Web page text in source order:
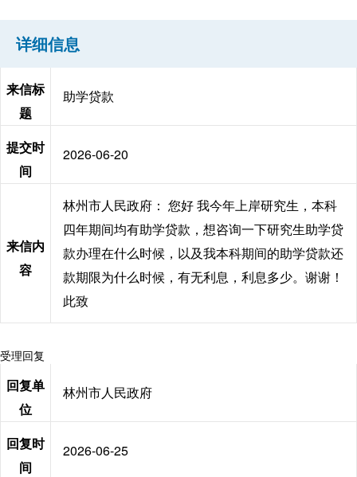
详细信息
来信标
题
助学贷款
提交时
间
2026-06-20
来信内
容
林州市人民政府： 您好 我今年上岸研究生，本科
四年期间均有助学贷款，想咨询一下研究生助学贷
款办理在什么时候，以及我本科期间的助学贷款还
款期限为什么时候，有无利息，利息多少。谢谢！
此致
受理回复
回复单
位
林州市人民政府
回复时
间
2026-06-25